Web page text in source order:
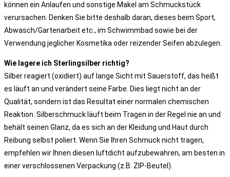
können ein Anlaufen und sonstige Makel am Schmuckstück
verursachen. Denken Sie bitte deshalb daran, dieses beim Sport,
Abwasch/Gartenarbeit etc., im Schwimmbad sowie bei der
Verwendung jeglicher Kosmetika oder reizender Seifen abzulegen.
Wie lagere ich Sterlingsilber richtig?
Silber reagiert (oxidiert) auf lange Sicht mit Sauerstoff, das heißt
es läuft an und verändert seine Farbe. Dies liegt nicht an der
Qualität, sondern ist das Resultat einer normalen chemischen
Reaktion. Silberschmuck läuft beim Tragen in der Regel nie an und
behält seinen Glanz, da es sich an der Kleidung und Haut durch
Reibung selbst poliert. Wenn Sie Ihren Schmuck nicht tragen,
empfehlen wir Ihnen diesen luftdicht aufzubewahren, am besten in
einer verschlossenen Verpackung (z.B. ZIP-Beutel).